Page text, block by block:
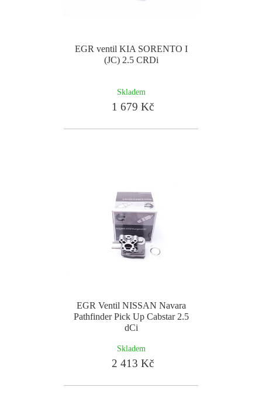
EGR ventil KIA SORENTO I
(JC) 2.5 CRDi
Skladem
1 679 Kč
EGR Ventil NISSAN Navara
Pathfinder Pick Up Cabstar 2.5
dCi
Skladem
2 413 Kč